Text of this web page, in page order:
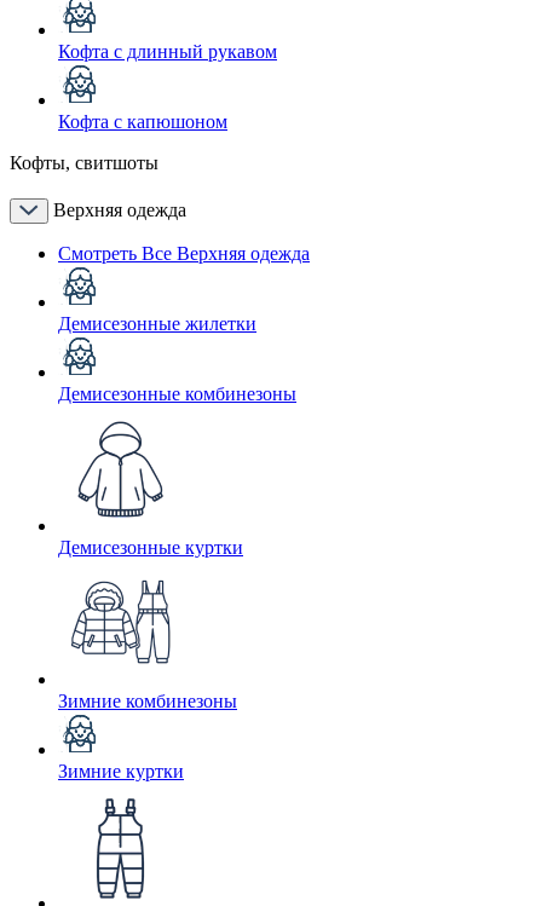
Кофта с длинный рукавом
Кофта с капюшоном
Кофты, свитшоты
Верхняя одежда
Смотреть Все Верхняя одежда
Демисезонные жилетки
Демисезонные комбинезоны
Демисезонные куртки
Зимние комбинезоны
Зимние куртки